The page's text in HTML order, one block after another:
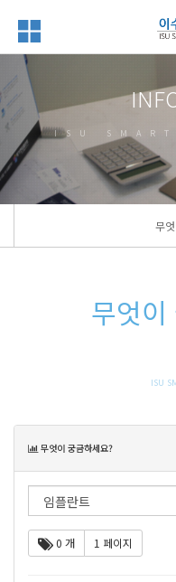
ISU
무
무엇이
ISU
무엇이 궁금하세요?목
0 개 1 페이지